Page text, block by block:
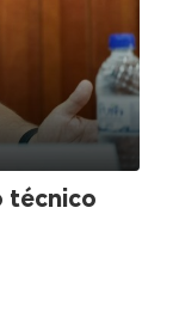
técnico